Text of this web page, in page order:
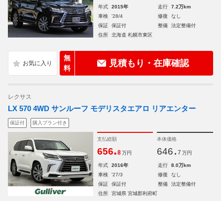
年式 2015年 走行
7.2万km
車検
'28/4 修復
なし
保証
保証付 整備
法定整備付
住所
北海道 札幌市東区
無
料
見積もり・在庫確認
レクサス
LX 570 4WD サンルーフ モデリスタエアロ リアエンター
保証付 購入プラン付き
支払総額
656.8 万円
本体価格
646. 7 万円
年式 2016年 走行
8.0万km
車検
'27/3 修復
なし
保証
保証付 整備
法定整備付
住所
宮城県 宮城郡利府町